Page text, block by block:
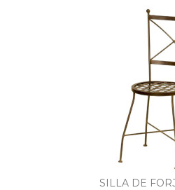
SILLA DE